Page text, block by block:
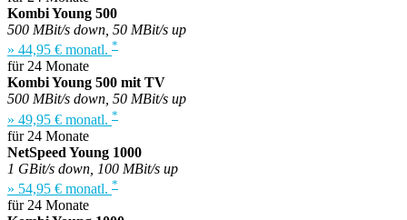
Kombi Young 500
500 MBit/s down, 50 MBit/s up
» 44,95 € monatl. *
für 24 Monate
Kombi Young 500 mit TV
500 MBit/s down, 50 MBit/s up
» 49,95 € monatl. *
für 24 Monate
NetSpeed Young 1000
1 GBit/s down, 100 MBit/s up
» 54,95 € monatl. *
für 24 Monate